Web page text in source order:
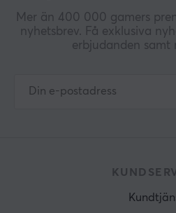
Mer än 400 000 gamers
nyhetsbrev. Få exklusiva
erbjudanden samt